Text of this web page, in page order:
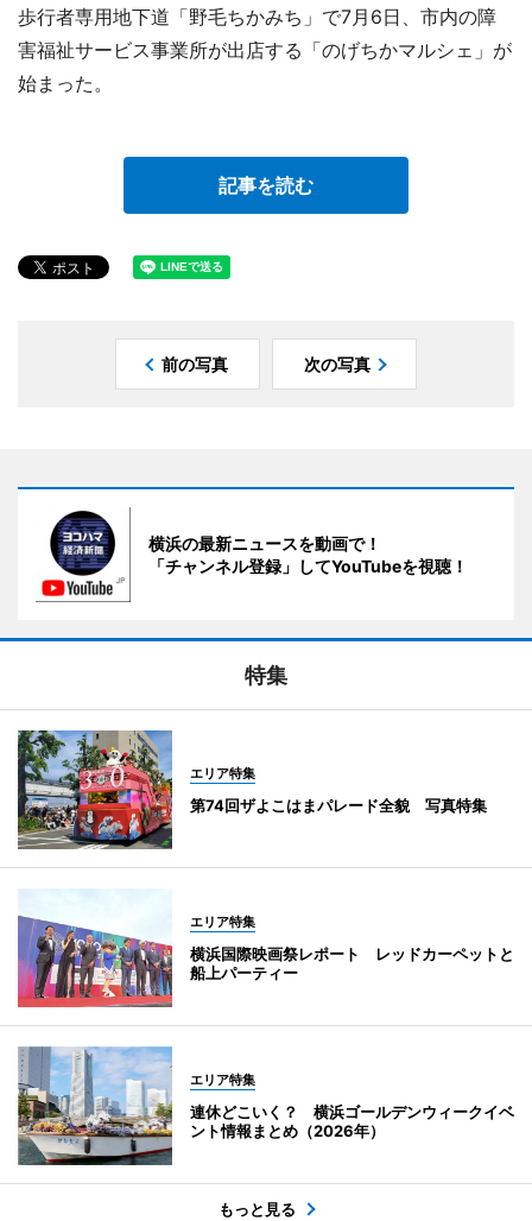
歩行者専用地下道「野毛ちかみち」で7月6日、市内の障
害福祉サービス事業所が出店する「のげちかマルシェ」が
始まった。
記事を読む
前の写真 次の写真
横浜の最新ニュースを動画で！
「チャンネル登録」してYouTubeを視聴！
特集
エリア特集
第74回ザよこはまパレード全貌 写真特集
エリア特集
横浜国際映画祭レポート レッドカーペットと
船上パーティー
エリア特集
連休どこいく？ 横浜ゴールデンウィークイベ
ント情報まとめ（2026年）
もっと見る